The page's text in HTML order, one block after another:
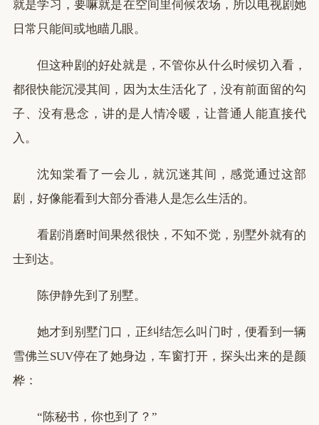
就是学习，要嘛就是在空间里伺候农场，所以电视剧她
日常只能间或地瞄几眼。
但这种剧的好处就是，不管你从什么时候切入看，
都很快能沉浸其间，因为太生活化了，没有前面留的勾
子、没有悬念，讲的是人情冷暖，让普通人能直接代
入。
沈知棠看了一会儿，就沉迷其间，感觉通过这部
剧，好像能看到大部分香港人是怎么生活的。
看剧消磨时间果然很快，不知不觉，别墅外就有的
士到达。
陈伊静先到了别墅。
她才到别墅门口，正纠结怎么叫门时，便看到一辆
雪佛兰SUV停在了她身边，车窗打开，探头出来的是颜
桦：
“陈秘书，你也到了？”